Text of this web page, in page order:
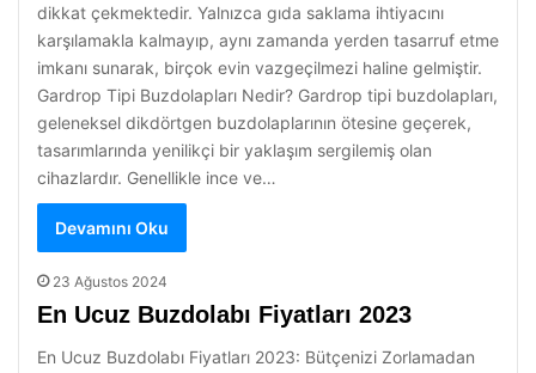
dikkat çekmektedir. Yalnızca gıda saklama ihtiyacını
karşılamakla kalmayıp, aynı zamanda yerden tasarruf etme
imkanı sunarak, birçok evin vazgeçilmezi haline gelmiştir.
Gardrop Tipi Buzdolapları Nedir? Gardrop tipi buzdolapları,
geleneksel dikdörtgen buzdolaplarının ötesine geçerek,
tasarımlarında yenilikçi bir yaklaşım sergilemiş olan
cihazlardır. Genellikle ince ve…
Devamını Oku
23 Ağustos 2024
En Ucuz Buzdolabı Fiyatları 2023
En Ucuz Buzdolabı Fiyatları 2023: Bütçenizi Zorlamadan